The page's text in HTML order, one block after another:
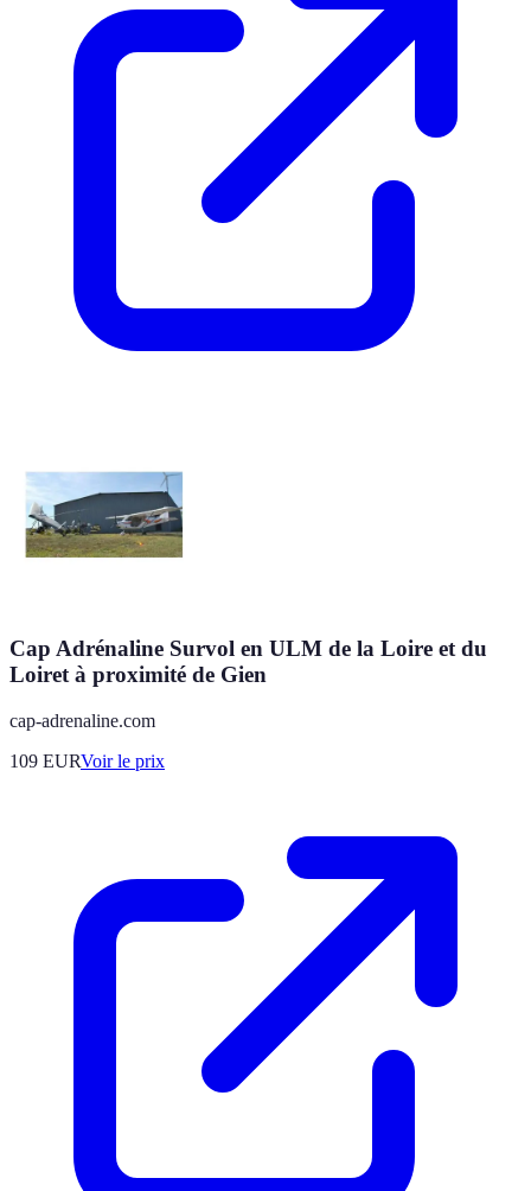
Cap Adrénaline Survol en ULM de la Loire et du
Loiret à proximité de Gien
cap-adrenaline.com
109 EURVoir le prix